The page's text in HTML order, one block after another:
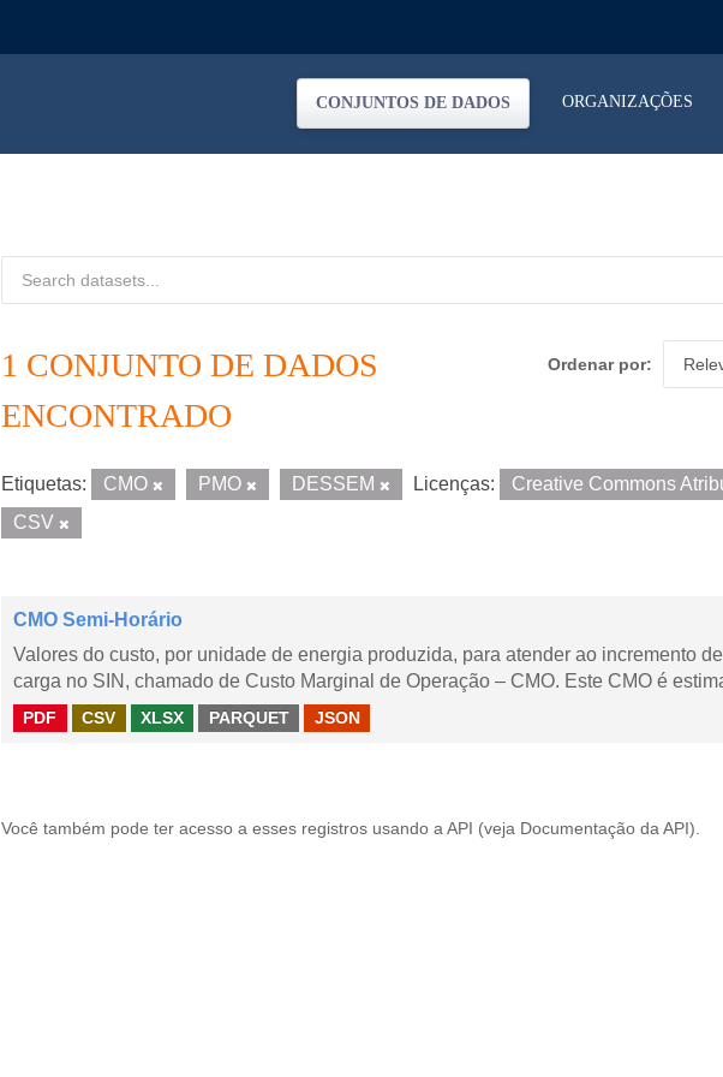
CONJUNTOS DE DADOS ORGANIZAÇÕES
Ordenar por
1 CONJUNTO DE DADOS
ENCONTRADO
Etiquetas: CMO PMO DESSEM Licenças: Creative Commons
CSV
CMO Semi-Horário
Valores do custo, por unidade de energia produzida, para atender ao incremento
carga no SIN, chamado de Custo Marginal de Operação – CMO. Este CMO é
PDF CSV XLSX PARQUET JSON
Você também pode ter acesso a esses registros usando a API (veja Documentação da API ).